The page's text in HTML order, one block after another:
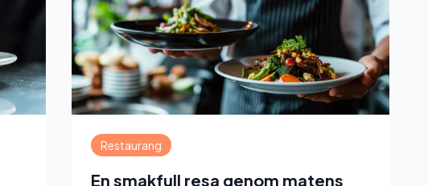
Restaurang
En smakfull resa genom matens